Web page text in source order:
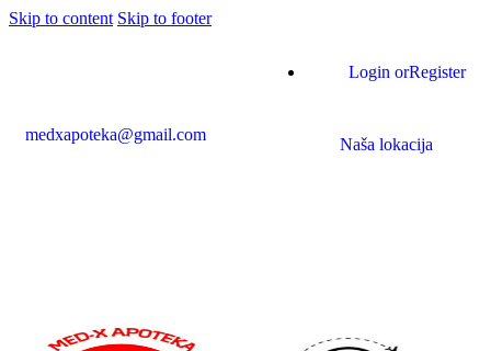
Skip to content Skip to footer
medxapoteka@gmail.com
Login orRegister
Naša lokacija